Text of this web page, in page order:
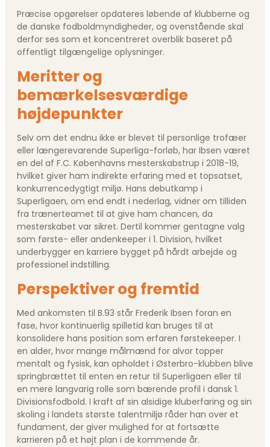
Præcise opgørelser opdateres løbende af klubberne og
de danske fodboldmyndigheder, og ovenstående skal
derfor ses som et koncentreret overblik baseret på
offentligt tilgængelige oplysninger.
Meritter og
bemærkelsesværdige
højdepunkter
Selv om det endnu ikke er blevet til personlige trofæer
eller længerevarende Superliga-forløb, har Ibsen været
en del af F.C. Københavns mesterskabstrup i 2018-19,
hvilket giver ham indirekte erfaring med et topsatset,
konkurrencedygtigt miljø. Hans debutkamp i
Superligaen, om end endt i nederlag, vidner om tilliden
fra trænerteamet til at give ham chancen, da
mesterskabet var sikret. Dertil kommer gentagne valg
som første- eller andenkeeper i 1. Division, hvilket
underbygger en karriere bygget på hårdt arbejde og
professionel indstilling.
Perspektiver og fremtid
Med ankomsten til B.93 står Frederik Ibsen foran en
fase, hvor kontinuerlig spilletid kan bruges til at
konsolidere hans position som erfaren førstekeeper. I
en alder, hvor mange målmænd for alvor topper
mentalt og fysisk, kan opholdet i Østerbro-klubben blive
springbrættet til enten en retur til Superligaen eller til
en mere langvarig rolle som bærende profil i dansk 1.
Divisionsfodbold. I kraft af sin alsidige kluberfaring og sin
skoling i landets største talentmiljø råder han over et
fundament, der giver mulighed for at fortsætte
karrieren på et højt plan i de kommende år.